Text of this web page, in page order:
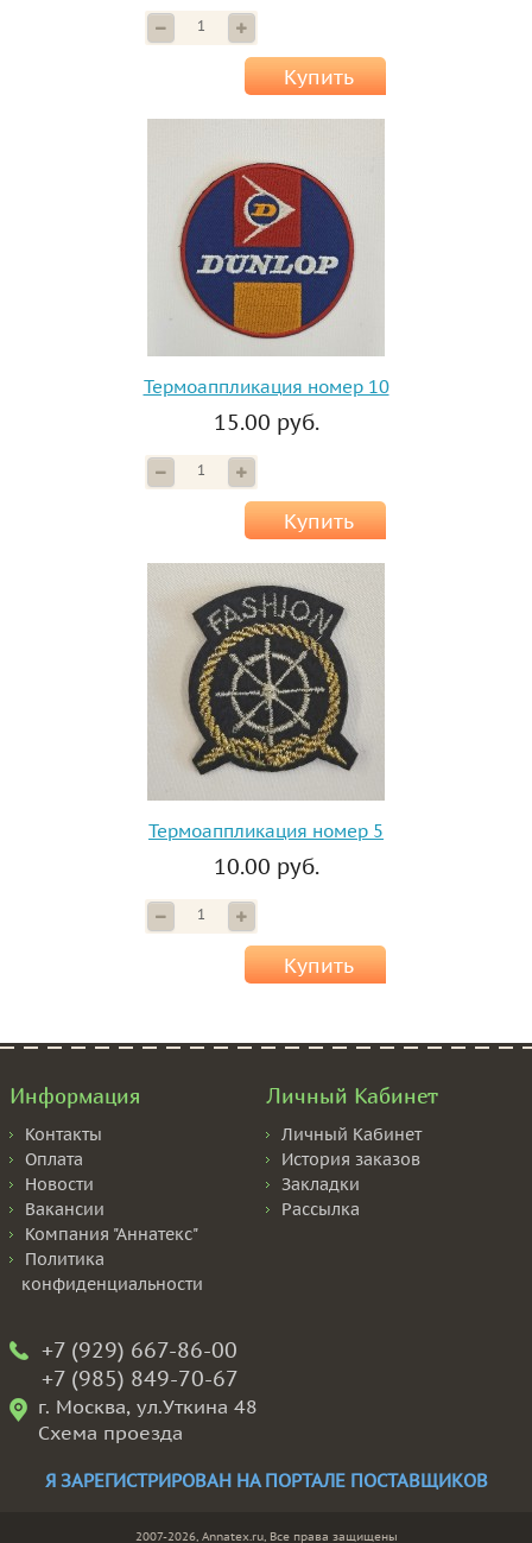
Купить
Термоаппликация номер 10
15.00 руб.
Купить
Термоаппликация номер 5
10.00 руб.
Купить
Информация
Контакты
Оплата
Новости
Вакансии
Компания "Аннатекс"
Политика
конфиденциальности
Личный Кабинет
Личный Кабинет
История заказов
Закладки
Рассылка
+7 (929) 667-86-00
+7 (985) 849-70-67
г. Москва, ул.Уткина 48
Схема проезда
Я ЗАРЕГИСТРИРОВАН НА ПОРТАЛЕ ПОСТАВЩИКОВ
2007-2026, Annatex.ru, Все права защищены